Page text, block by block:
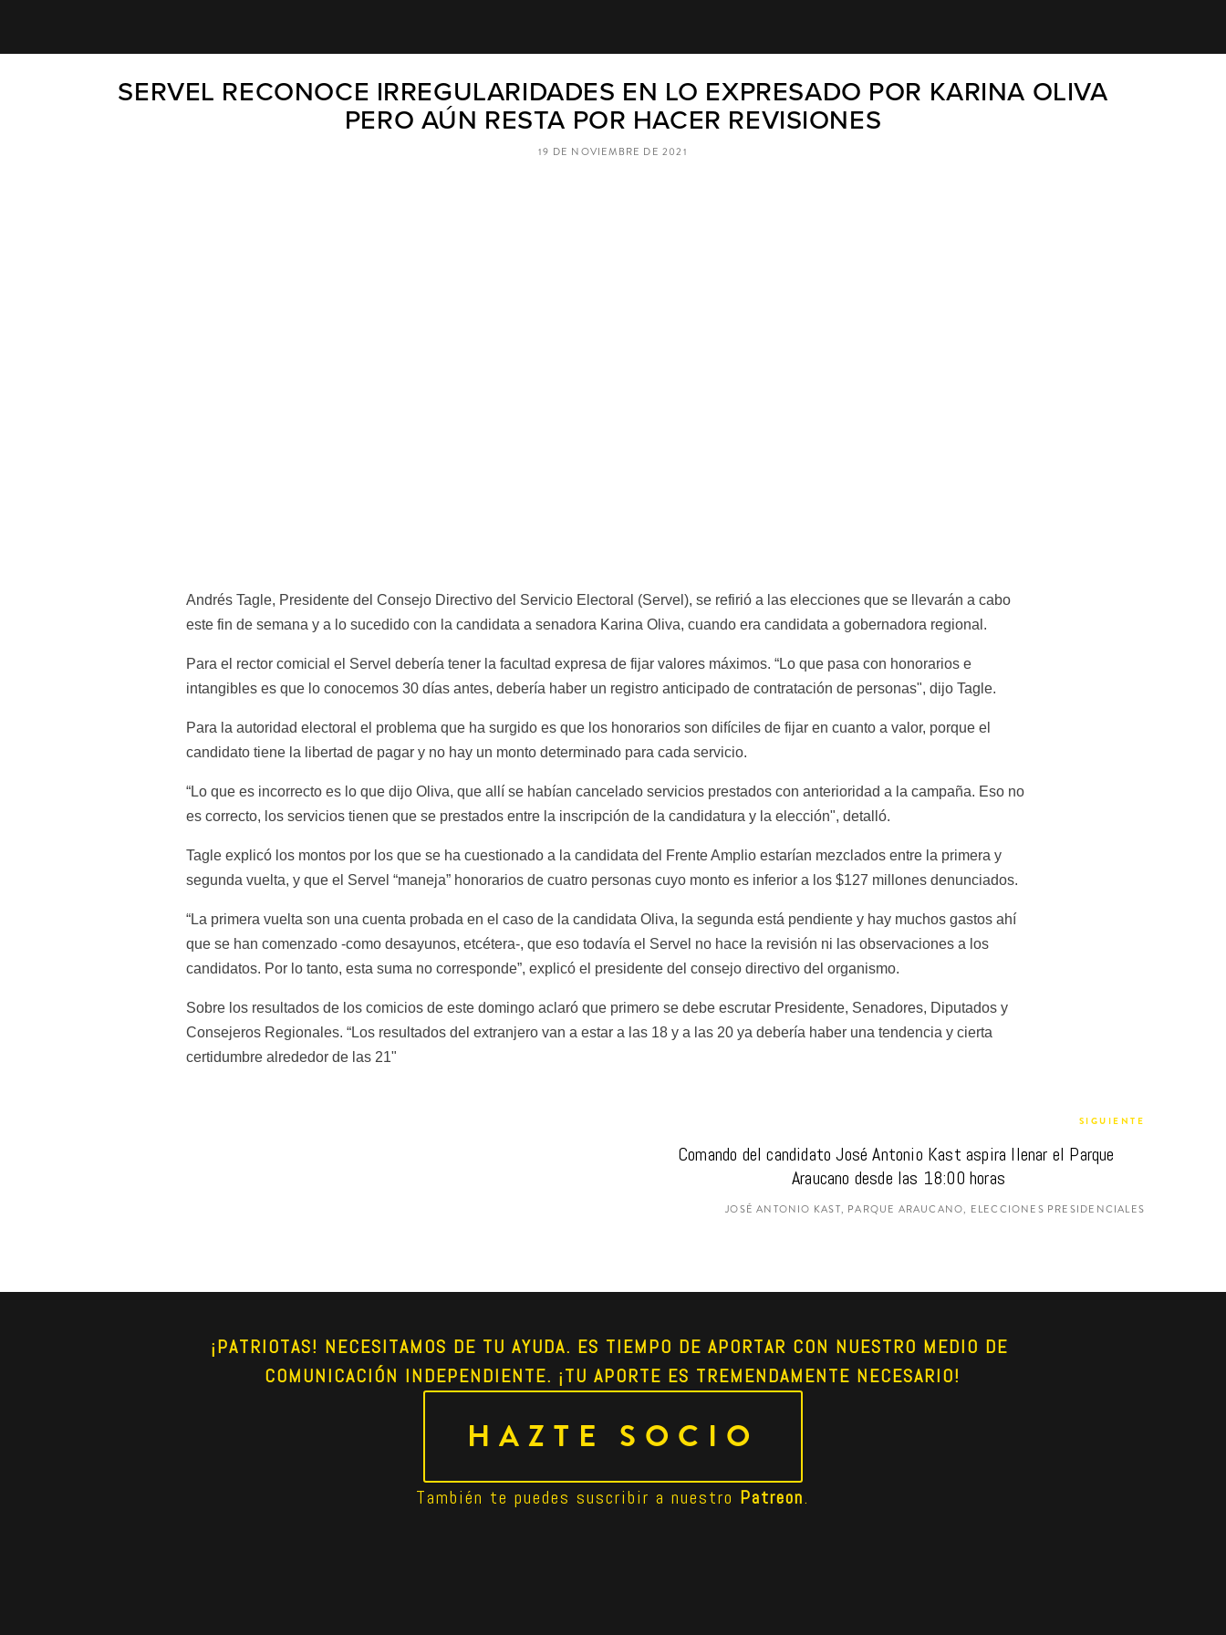
SERVEL RECONOCE IRREGULARIDADES EN LO EXPRESADO POR KARINA OLIVA
PERO AÚN RESTA POR HACER REVISIONES
Andrés Tagle, Presidente del Consejo Directivo del Servicio Electoral (Servel), se refirió a las elecciones que se llevarán a cabo
este fin de semana y a lo sucedido con la candidata a senadora Karina Oliva, cuando era candidata a gobernadora regional.
Para el rector comicial el Servel debería tener la facultad expresa de fijar valores máximos. “Lo que pasa con honorarios e
intangibles es que lo conocemos 30 días antes, debería haber un registro anticipado de contratación de personas", dijo Tagle.
Para la autoridad electoral el problema que ha surgido es que los honorarios son difíciles de fijar en cuanto a valor, porque el
candidato tiene la libertad de pagar y no hay un monto determinado para cada servicio.
“Lo que es incorrecto es lo que dijo Oliva, que allí se habían cancelado servicios prestados con anterioridad a la campaña. Eso no
es correcto, los servicios tienen que se prestados entre la inscripción de la candidatura y la elección", detalló.
Tagle explicó los montos por los que se ha cuestionado a la candidata del Frente Amplio estarían mezclados entre la primera y
segunda vuelta, y que el Servel “maneja” honorarios de cuatro personas cuyo monto es inferior a los $127 millones denunciados.
“La primera vuelta son una cuenta probada en el caso de la candidata Oliva, la segunda está pendiente y hay muchos gastos ahí
que se han comenzado -como desayunos, etcétera-, que eso todavía el Servel no hace la revisión ni las observaciones a los
candidatos. Por lo tanto, esta suma no corresponde”, explicó el presidente del consejo directivo del organismo.
Sobre los resultados de los comicios de este domingo aclaró que primero se debe escrutar Presidente, Senadores, Diputados y
Consejeros Regionales. “Los resultados del extranjero van a estar a las 18 y a las 20 ya debería haber una tendencia y cierta
certidumbre alrededor de las 21"
19 DE NOVIEMBRE DE 2021
SIGUIENTE
Comando del candidato José Antonio Kast aspira llenar el Parque
Araucano desde las 18:00 horas
JOSÉ ANTONIO KAST, PARQUE ARAUCANO, ELECCIONES PRESIDENCIALES
¡PATRIOTAS! NECESITAMOS DE TU AYUDA. ES TIEMPO DE APORTAR CON NUESTRO MEDIO DE
COMUNICACIÓN INDEPENDIENTE. ¡TU APORTE ES TREMENDAMENTE NECESARIO!
HAZTE SOCIO
También te puedes suscribir a nuestro Patreon.